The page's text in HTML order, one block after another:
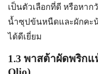
เป็นตัวเลือกที่ดี หรือหา
น้ำซุปข้นหนืดและผักคะ
ได้ดีเยี่ยม
1.3 พาสต้าผัดพริกแ